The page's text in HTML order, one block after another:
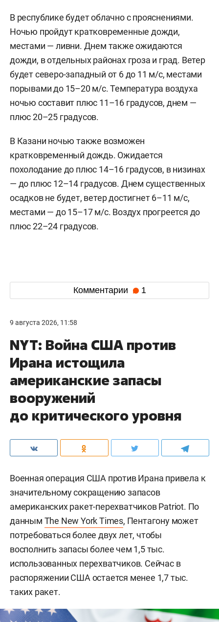
В республике будет облачно с прояснениями.
Ночью пройдут кратковременные дожди,
местами — ливни. Днем также ожидаются
дожди, в отдельных районах гроза и град. Ветер
будет северо-западный от 6 до 11 м/с, местами
порывами до 15–20 м/с. Температура воздуха
ночью составит плюс 11–16 градусов, днем —
плюс 20–25 градусов.
В Казани ночью также возможен
кратковременный дождь. Ожидается
похолодание до плюс 14–16 градусов, в низинах
— до плюс 12–14 градусов. Днем существенных
осадков не будет, ветер достигнет 6–11 м/c,
местами — до 15–17 м/с. Воздух прогреется до
плюс 22–24 градусов.
Комментарии 1
9 августа 2026, 11:58
NYT: Война США против
Ирана истощила
американские запасы
вооружений
до критического уровня
Военная операция США против Ирана привела к
значительному сокращению запасов
американских ракет-перехватчиков Patriot. По
данным The New York Times, Пентагону может
потребоваться более двух лет, чтобы
восполнить запасы более чем 1,5 тыс.
использованных перехватчиков. Сейчас в
распоряжении США остается менее 1,7 тыс.
таких ракет.